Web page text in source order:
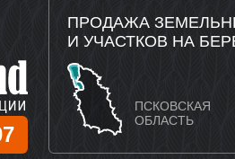
ПРОДАЖА
И УЧАСТКОВ НА
ПСКОВСКАЯ
ОБЛАСТЬ